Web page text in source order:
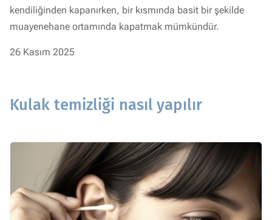
kendiliğinden kapanırken, bir kısmında basit bir şekilde
muayenehane ortamında kapatmak mümkündür.
26 Kasım 2025
Kulak temizliği nasıl yapılır